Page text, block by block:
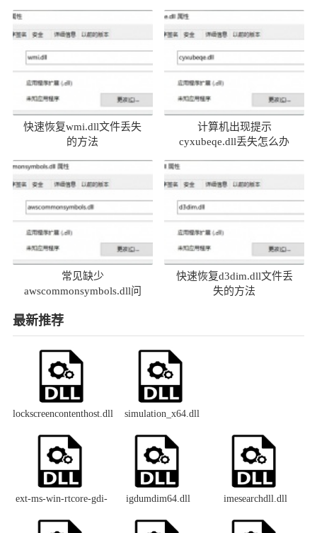
快速恢复wmi.dll文件丢失
的方法
计算机出现提示
cyxubeqe.dll丢失怎么办
常见缺少
awscommonsymbols.dll问
快速恢复d3dim.dll文件丢
失的方法
最新推荐
lockscreencontenthost.dll simulation_x64.dll
ext-ms-win-rtcore-gdi-
igdumdim64.dll imesearchdll.dll